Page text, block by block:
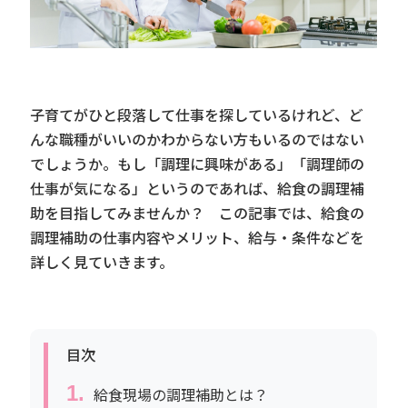
子育てがひと段落して仕事を探しているけれど、ど
んな職種がいいのかわからない方もいるのではない
でしょうか。もし「調理に興味がある」「調理師の
仕事が気になる」というのであれば、給食の調理補
助を目指してみませんか？ この記事では、給食の
調理補助の仕事内容やメリット、給与・条件などを
詳しく見ていきます。
目次
給食現場の調理補助とは？